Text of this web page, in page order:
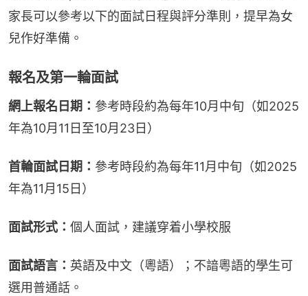
家長可以參考以下的面試日程與評分準則，提早為女
兒作好準備。
報名及第一輪面試
網上報名日期： 參考時段約為每年10月中旬（如2025
年為10月11日至10月23日）
首輪面試日期： 參考時段約為每年11月中旬（如2025
年為11月15日）
面試形式： 個人面試，建議穿着小學校服
面試語言： 英語及中文（粵語）；不諳粵語的學生可
選用普通話。